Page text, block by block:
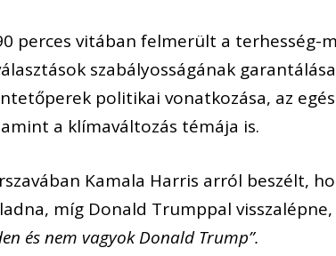
perces vitában felmerült a terhesség-
szabályosságának
politikai vonatkozása, az
a klímaváltozás témája is.
Kamala Harris arról beszélt,
míg Donald Trumppal
és nem vagyok Donald Trump”.